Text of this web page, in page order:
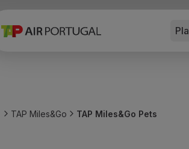
Reservar
Ponte Aérea
TAP Miles&Go TAP Miles&Go Pets